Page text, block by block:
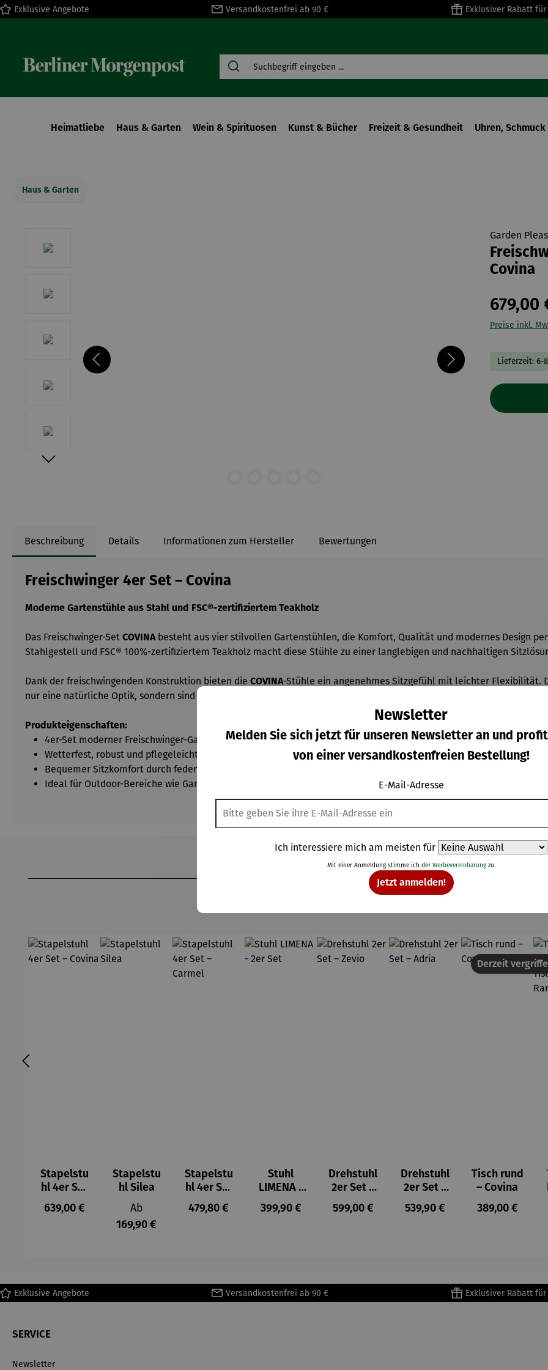
Zur Hauptnavigation springen
Exklusive Angebote Versandkostenfrei ab 90 € Exklusiver Rabatt
Heimatliebe Haus & Garten Wein & Spirituosen Kunst & Bücher Freizeit & Gesundheit Uhren,
Haus & Garten
Garden
Covina
679,00
Preise inkl.
Lieferzeit: 6-
Beschreibung Details Informationen zum Hersteller Bewertungen
Freischwinger 4er Set – Covina
Moderne Gartenstühle aus Stahl und FSC®-zertifiziertem Teakholz
Das Freischwinger-Set COVINA besteht aus vier stilvollen Gartenstühlen, die Komfort, Qualität und modernes Design
Stahlgestell und FSC® 100%-zertifiziertem Teakholz macht diese Stühle zu einer langlebigen und nachhaltigen
Dank der freischwingenden Konstruktion bieten die COVINA-Stühle ein angenehmes Sitzgefühl mit leichter Flexibilität.
nur eine natürliche Optik, sondern sind auch wetterbeständig und pflegeleicht.
Produkteigenschaften:
4er-Set moderner Freischwinger-Gartenstühle
Wetterfest, robust und pflegeleicht
Bequemer Sitzkomfort durch federnde Konstruktion
Ideal für Outdoor-Bereiche wie Garten, Terrasse oder Balkon
Weitere Produkte
Stapelstu
hl 4er Set
– Covina
Regulärer Preis:
639,00 €
Stapelstu
hl Silea
Regulärer Preis:
Ab
169,90 €
Stapelstu
hl 4er Set
– Carmel
Regulärer Preis:
479,80 €
Stuhl
LIMENA -
2er Set
Regulärer Preis:
399,90 €
Drehstuhl
2er Set –
Zevio
Regulärer Preis:
599,00 €
Drehstuhl
2er Set –
Adria
Regulärer Preis:
539,90 €
Derzeit
Tisch rund
– Covina
Regulärer
389,00 €
Exklusive Angebote Versandkostenfrei ab 90 € Exklusiver Rabatt
SERVICE
Newsletter
Newsletter
Melden Sie sich jetzt für unseren Newsletter an und
von einer versandkostenfreien Bestellung!
E-Mail-Adresse
Ich interessiere mich am meisten für
Mit einer Anmeldung stimme ich der Werbevereinbarungzu.
Jetzt anmelden!